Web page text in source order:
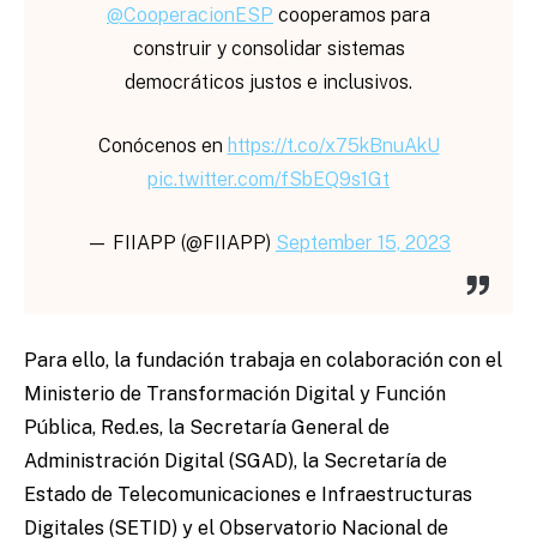
@CooperacionESP cooperamos para
construir y consolidar sistemas
democráticos justos e inclusivos.
Conócenos en https://t.co/x75kBnuAkU
pic.twitter.com/fSbEQ9s1Gt
— FIIAPP (@FIIAPP) September 15, 2023
Para ello, la fundación trabaja en colaboración con el
Ministerio de Transformación Digital y Función
Pública, Red.es, la Secretaría General de
Administración Digital (SGAD), la Secretaría de
Estado de Telecomunicaciones e Infraestructuras
Digitales (SETID) y el Observatorio Nacional de